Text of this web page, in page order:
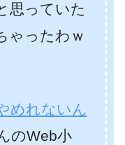
思っていた
ゃったわｗ
めれないん
のWeb小